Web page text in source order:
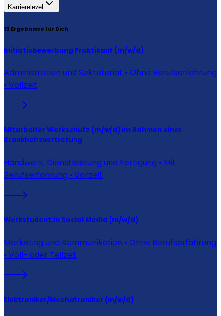
Karrierelevel
13 Ergebnisse für Dich
Initiativbewerbung Praktikant (m/w/d)
Administration und Sekretariat • Ohne Berufserfahrung
• Vollzeit
Mitarbeiter Werkschutz (m/w/d) im Rahmen einer
Krankheitsvertretung
Handwerk, Dienstleistung und Fertigung • Mit
Berufserfahrung • Vollzeit
Werkstudent:in Social Media (m/w/d)
Marketing und Kommunikation • Ohne Berufserfahrung
• Voll- oder Teilzeit
Elektroniker/Mechatroniker (m/w/d)